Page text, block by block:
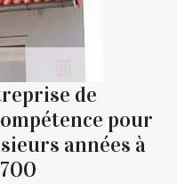
de
pour
années à